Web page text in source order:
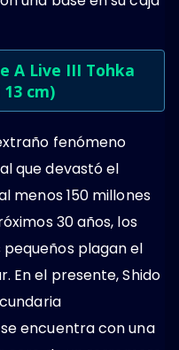
A Live III Tohka
cm)
fenómeno
que devastó el
menos 150 millones
30 años, los
plagan el
En el presente, Shido
encuentra con una